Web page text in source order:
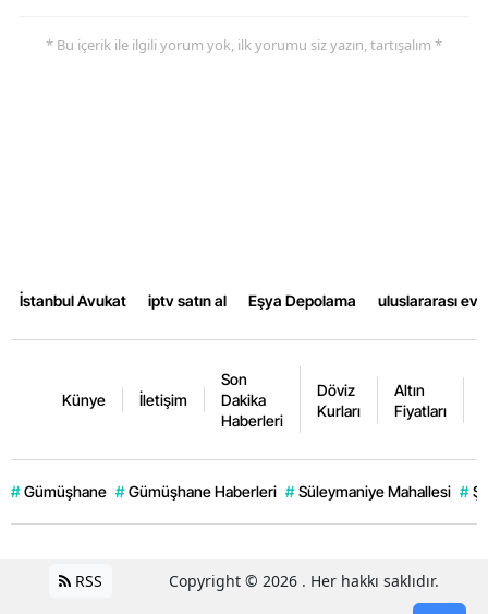
Sivas
Tekirdağ
Trabzon
Şanlıurfa
* Bu içerik ile ilgili yorum yok, ilk yorumu siz yazın, tartışalım *
İstanbul Avukat iptv satın al Eşya Depolama uluslararası
Künye İletişim
Son
Dakika
Haberleri
Döviz
Kurları
Altın
Fiyatları
# Gümüşhane # Gümüşhane Haberleri # Süleymaniye Mahallesi #
RSS Copyright © 2026 . Her hakkı saklıdır.